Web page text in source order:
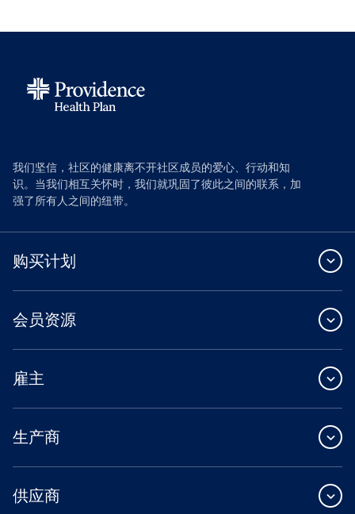
我们坚信，社区的健康离不开社区成员的爱心、行动和知
识。当我们相互关怀时，我们就巩固了彼此之间的联系，加
强了所有人之间的纽带。
购买计划
会员资源
雇主
生产商
供应商